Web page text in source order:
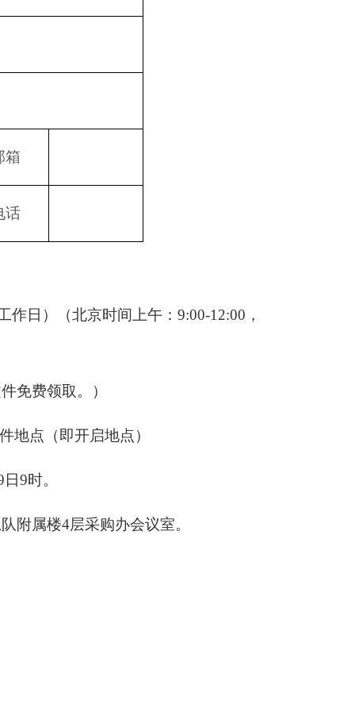
箱
话
作日）（北京时间上午：9:00-12:00，
免费领取。）
地点（即开启地点）
日9时。
附属楼4层采购办会议室。